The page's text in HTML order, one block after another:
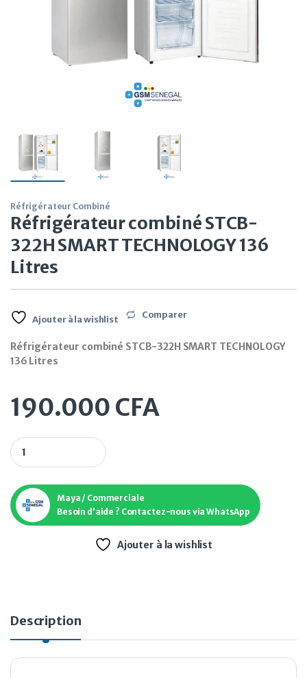
Réfrigérateur Combiné
Réfrigérateur combiné STCB-
322H SMART TECHNOLOGY 136
Litres
Ajouter à la wishlist Comparer
Réfrigérateur combiné STCB-322H SMART TECHNOLOGY
136 Litres
190.000 CFA
Réfrigérateur combiné STCB-322H SMART TECHNOLOGY
Maya / Commerciale
Besoin d'aide ? Contactez-nous via WhatsApp
Ajouter à la wishlist
Description